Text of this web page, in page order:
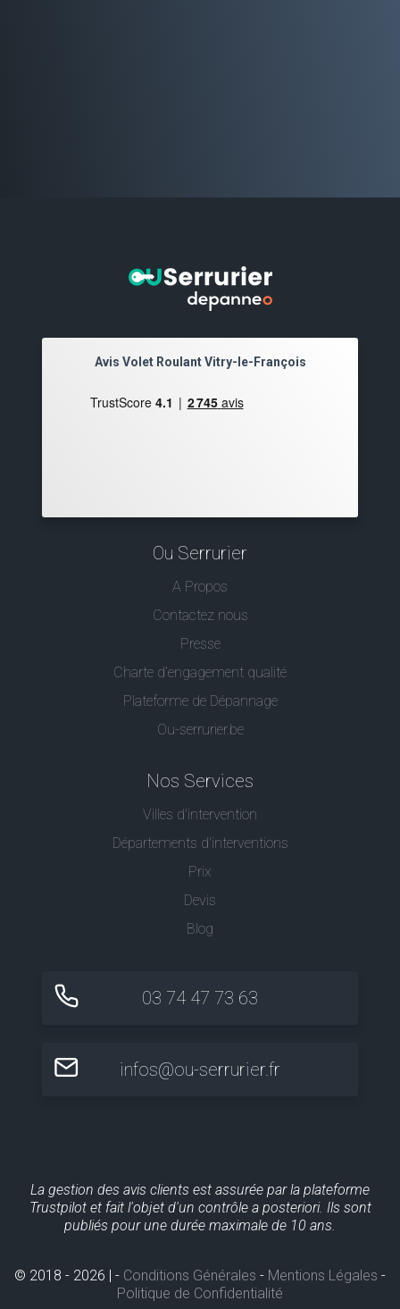
Avis Volet Roulant Vitry-le-François
Ou Serrurier
A Propos
Contactez nous
Presse
Charte d’engagement qualité
Plateforme de Dépannage
Ou-serrurier.be
Nos Services
Villes d'intervention
Départements d'interventions
Prix
Devis
Blog
03 74 47 73 63
infos@ou-serrurier.fr
La gestion des avis clients est assurée par la plateforme
Trustpilot et fait l'objet d'un contrôle a posteriori. Ils sont
publiés pour une durée maximale de 10 ans.
© 2018 - 2026 | - Conditions Générales - Mentions Légales -
Politique de Confidentialité